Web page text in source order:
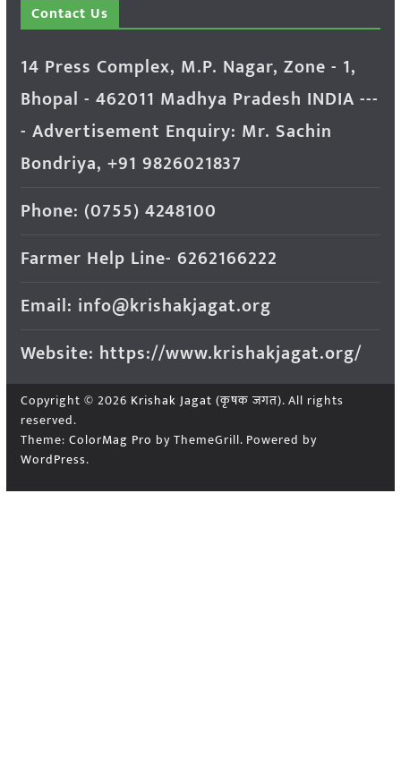
Contact Us
14 Press Complex, M.P. Nagar, Zone - 1,
Bhopal - 462011 Madhya Pradesh INDIA ---
- Advertisement Enquiry: Mr. Sachin
Bondriya, +91 9826021837
Phone: (0755) 4248100
Farmer Help Line- 6262166222
Email: info@krishakjagat.org
Website: https://www.krishakjagat.org/
Copyright © 2026 Krishak Jagat (कृषक जगत). All rights
reserved.
Theme: ColorMag Pro by ThemeGrill. Powered by
WordPress.